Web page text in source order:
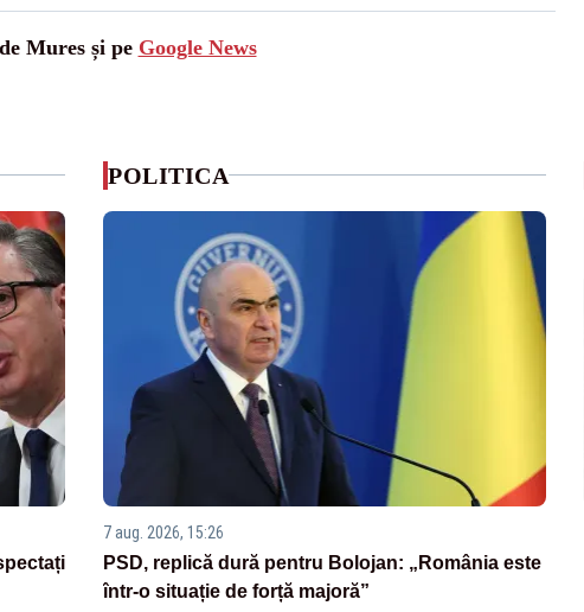
Mures și pe Google News
POLITICA
7 aug. 2026, 15:26
PSD, replică dură pentru Bolojan: „România este
într-o situație de forță majoră”